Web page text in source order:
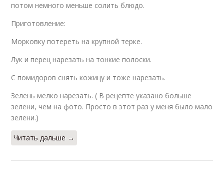
потом немного меньше солить блюдо.
Приготовление:
Морковку потереть на крупной терке.
Лук и перец нарезать на тонкие полоски.
С помидоров снять кожицу и тоже нарезать.
Зелень мелко нарезать. ( В рецепте указано больше
зелени, чем на фото. Просто в этот раз у меня было мало
зелени.)
Читать дальше →